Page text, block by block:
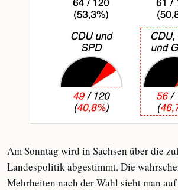
Am Sonntag wird in Sachsen über die
Landespolitik abgestimmt. Die
Mehrheiten nach der Wahl sieht man